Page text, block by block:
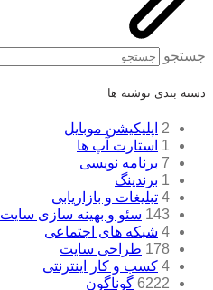
جستجو
دسته بندی نوشته ها
2 اپلیکیشن موبایل
1 استارت آپ ها
7 برنامه نویسی
1 برندینگ
4 تبلیغات و بازاریابی
143 سئو و بهینه سازی سایت
4 شبکه های اجتماعی
178 طراحی سایت
4 کسب و کار اینترنتی
6222 گوناگون